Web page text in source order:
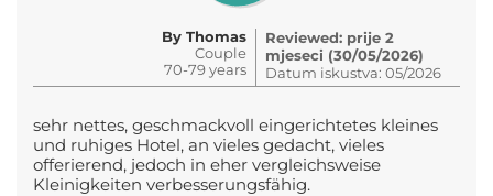
By Thomas
Couple
70-79 years
Reviewed: prije 2
mjeseci (30/05/2026)
Datum iskustva: 05/2026
sehr nettes, geschmackvoll eingerichtetes kleines
und ruhiges Hotel, an vieles gedacht, vieles
offerierend, jedoch in eher vergleichsweise
Kleinigkeiten verbesserungsfähig.